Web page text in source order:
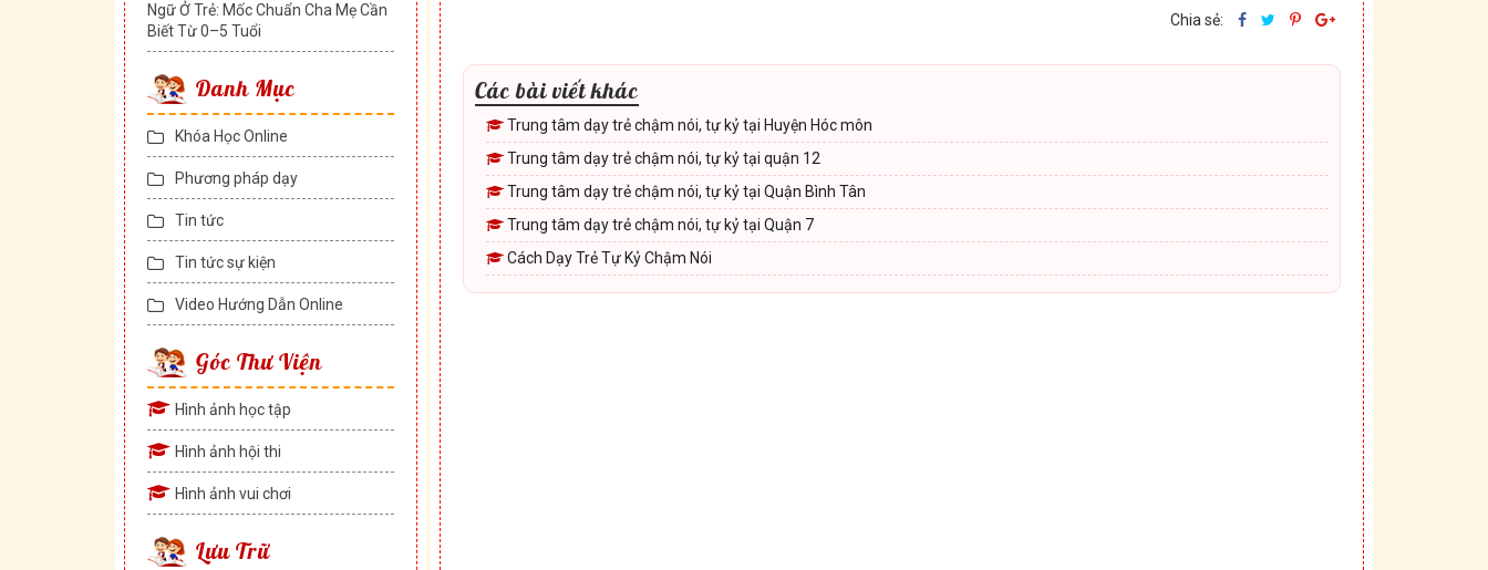
Ngữ Ở Trẻ: Mốc Chuẩn Cha Mẹ Cần
Biết Từ 0–5 Tuổi
Danh Mục
Khóa Học Online
Phương pháp dạy
Tin tức
Tin tức sự kiện
Video Hướng Dẫn Online
Góc Thư Viện
Hình ảnh học tập
Hình ảnh hội thi
Hình ảnh vui chơi
Lưu Trữ
Chia sẻ:
Các bài viết khác
Trung tâm dạy trẻ chậm nói, tự kỷ tại Huyện Hóc môn
Trung tâm dạy trẻ chậm nói, tự kỷ tại quận 12
Trung tâm dạy trẻ chậm nói, tự kỷ tại Quận Bình Tân
Trung tâm dạy trẻ chậm nói, tự kỷ tại Quận 7
Cách Dạy Trẻ Tự Kỷ Chậm Nói